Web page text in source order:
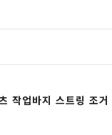
업바지 스트링 조거